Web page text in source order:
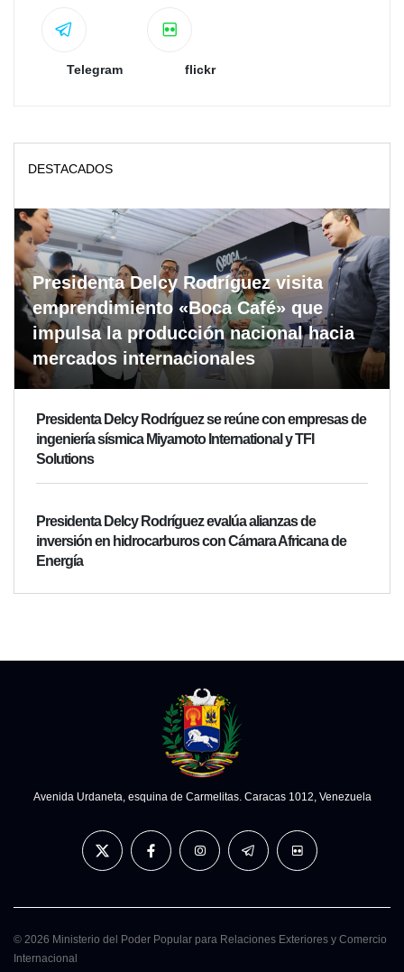
Telegram flickr
DESTACADOS
Presidenta Delcy Rodríguez visita
emprendimiento «Boca Café» que
impulsa la producción nacional hacia
mercados internacionales
Presidenta Delcy Rodríguez se reúne con empresas de
ingeniería sísmica Miyamoto International y TFI
Solutions
Presidenta Delcy Rodríguez evalúa alianzas de
inversión en hidrocarburos con Cámara Africana de
Energía
Avenida Urdaneta, esquina de Carmelitas. Caracas 1012, Venezuela
© 2026 Ministerio del Poder Popular para Relaciones Exteriores y Comercio
Internacional